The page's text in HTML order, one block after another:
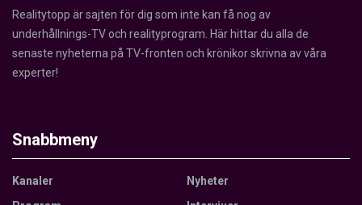
Realitytopp är sajten för dig som inte kan få nog av
underhållnings-TV och realityprogram. Här hittar du alla de
senaste nyheterna på TV-fronten och krönikor skrivna av våra
experter!
Snabbmeny
Kanaler
Nyheter